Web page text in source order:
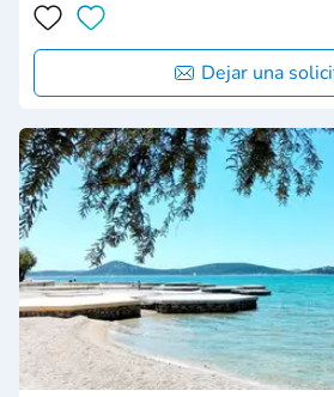
Dejar una